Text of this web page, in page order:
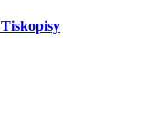
Tiskopisy